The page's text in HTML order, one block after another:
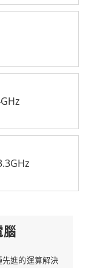
腦
進的運算解決